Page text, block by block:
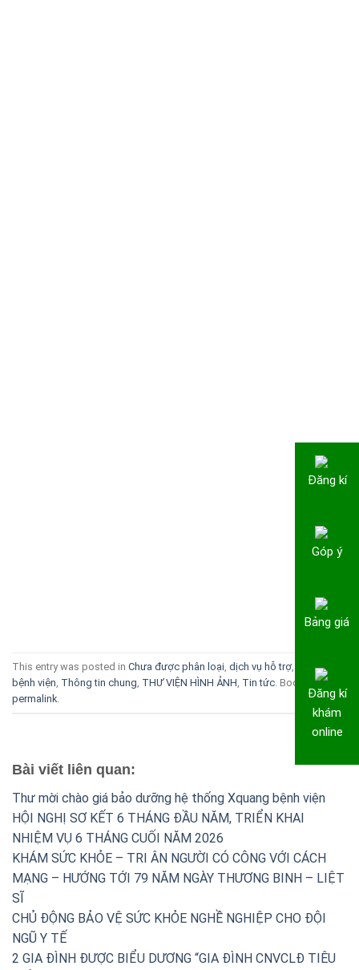
This entry was posted in Chưa được phân loại dịch vụ hỗ trợ
Hoạt động
bệnh viện Thông tin chung THƯ VIỆN HÌNH ẢNH Tin tức . Bookmark the
permalink
Bài viết liên quan:
Thư mời chào giá bảo dưỡng hệ thống Xquang bệnh viện
HỘI NGHỊ SƠ KẾT 6 THÁNG ĐẦU NĂM, TRIỂN KHAI
NHIỆM VỤ 6 THÁNG CUỐI NĂM 2026
KHÁM SỨC KHỎE – TRI ÂN NGƯỜI CÓ CÔNG VỚI CÁCH
MẠNG – HƯỚNG TỚI 79 NĂM NGÀY THƯƠNG BINH – LIỆT
SĨ
CHỦ ĐỘNG BẢO VỆ SỨC KHỎE NGHỀ NGHIỆP CHO ĐỘI
NGŨ Y TẾ
2 GIA ĐÌNH ĐƯỢC BIỂU DƯƠNG “GIA ĐÌNH CNVCLĐ TIÊU
Đăng kí
Góp ý
Bảng giá
Đăng kí
khám
online